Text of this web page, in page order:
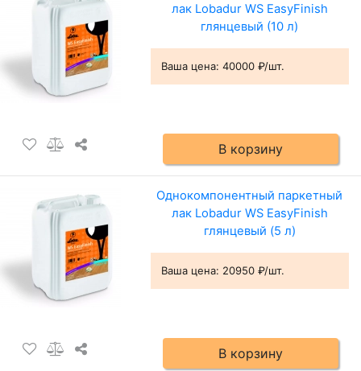
лак Lobadur WS EasyFinish
глянцевый (10 л)
Ваша цена: 40000 ₽/шт.
В корзину
Однокомпонентный паркетный
лак Lobadur WS EasyFinish
глянцевый (5 л)
Ваша цена: 20950 ₽/шт.
В корзину